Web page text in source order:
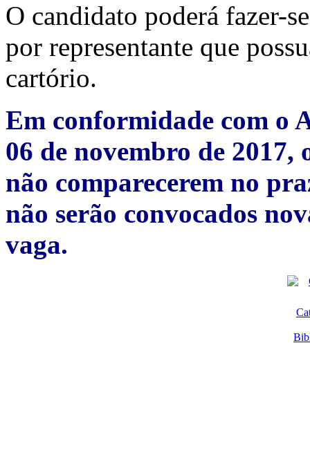
O candidato poderá fazer-
por representante que
cartório.
Em conformidade com o
06 de novembro de 2017,
não comparecerem no
não serão convocados
vaga.